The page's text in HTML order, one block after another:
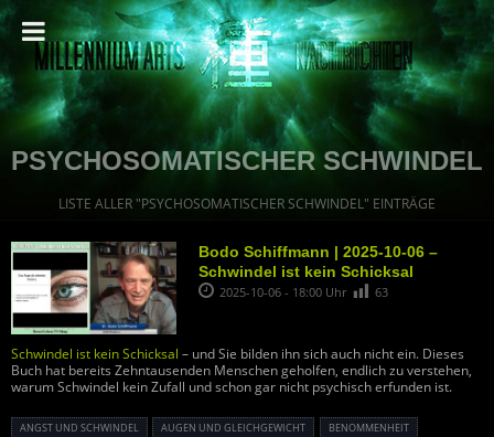
PSYCHOSOMATISCHER SCHWINDEL
LISTE ALLER "PSYCHOSOMATISCHER SCHWINDEL" EINTRÄGE
Bodo Schiffmann | 2025-10-06 –
Schwindel ist kein Schicksal
2025-10-06 - 18:00 Uhr 63
Schwindel ist kein Schicksal – und Sie bilden ihn sich auch nicht ein. Dieses
Buch hat bereits Zehntausenden Menschen geholfen, endlich zu verstehen,
warum Schwindel kein Zufall und schon gar nicht psychisch erfunden ist.
ANGST UND SCHWINDEL AUGEN UND GLEICHGEWICHT
BENOMMENHEIT